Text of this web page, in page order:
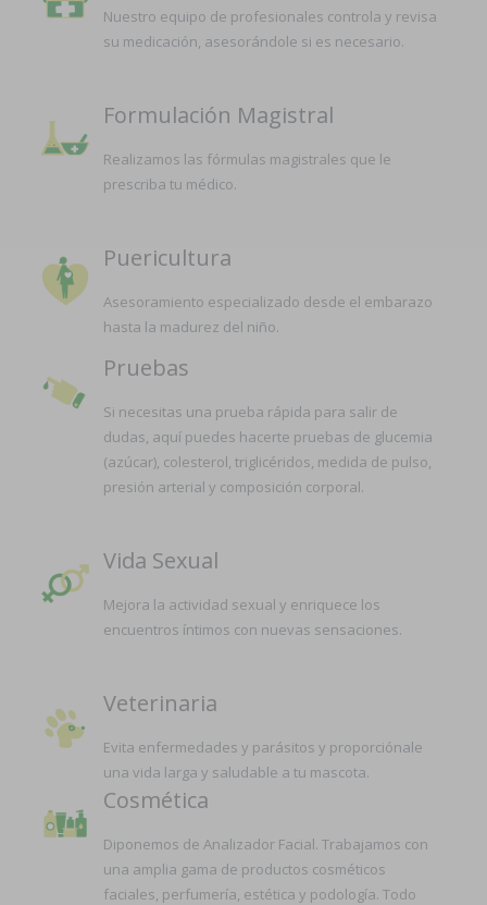
Nuestro equipo de profesionales controla y revisa
su medicación, asesorándole si es necesario.
Formulación Magistral
Realizamos las fórmulas magistrales que le
prescriba tu médico.
Puericultura
Asesoramiento especializado desde el embarazo
hasta la madurez del niño.
Pruebas
Si necesitas una prueba rápida para salir de
dudas, aquí puedes hacerte pruebas de glucemia
(azúcar), colesterol, triglicéridos, medida de pulso,
presión arterial y composición corporal.
Vida Sexual
Mejora la actividad sexual y enriquece los
encuentros íntimos con nuevas sensaciones.
Veterinaria
Evita enfermedades y parásitos y proporciónale
una vida larga y saludable a tu mascota.
Cosmética
Diponemos de Analizador Facial. Trabajamos con
una amplia gama de productos cosméticos
faciales, perfumería, estética y podología. Todo